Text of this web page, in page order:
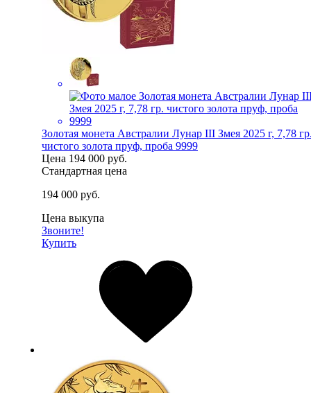
Золотая монета Австралии Лунар III Змея 2025 г, 7,78
чистого золота пруф, проба 9999
Цена 194 000 руб.
Стандартная цена
194 000 руб.
Цена выкупа
Звоните!
Купить